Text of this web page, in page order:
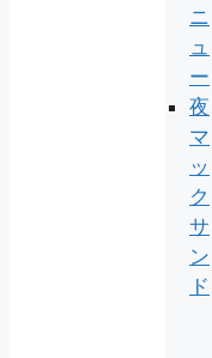
ニ
ュ
ー
夜
マ
ッ
ク
サ
ン
ド